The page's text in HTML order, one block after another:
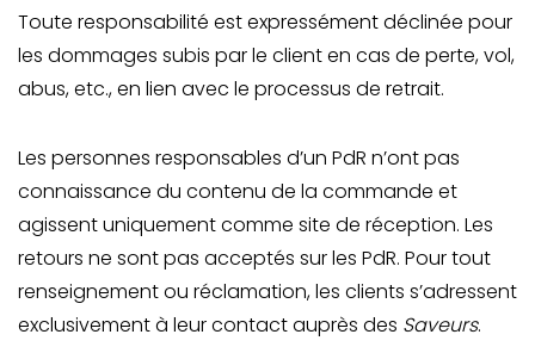
Toute responsabilité est expressément déclinée pour
les dommages subis par le client en cas de perte, vol,
abus, etc., en lien avec le processus de retrait.
Les personnes responsables d’un PdR n’ont pas
connaissance du contenu de la commande et
agissent uniquement comme site de réception. Les
retours ne sont pas acceptés sur les PdR. Pour tout
renseignement ou réclamation, les clients s’adressent
exclusivement à leur contact auprès des Saveurs.